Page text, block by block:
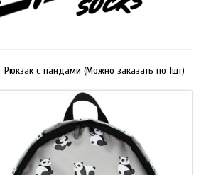
Рюкзак с пандами (Можно заказать по 1шт)